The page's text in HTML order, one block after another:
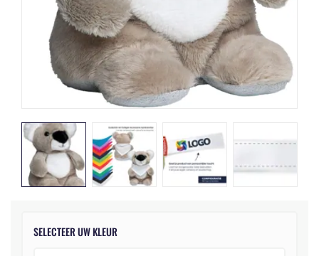
SELECTEER UW KLEUR